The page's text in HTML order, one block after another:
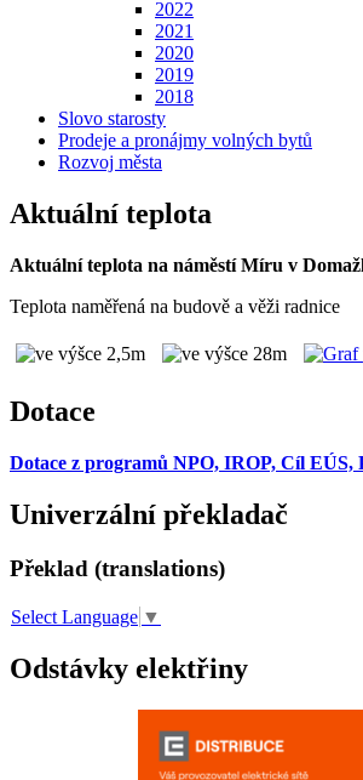
2022
2021
2020
2019
2018
Slovo starosty
Prodeje a pronájmy volných bytů
Rozvoj města
Aktuální teplota
Aktuální teplota na náměstí Míru v
Teplota naměřená na budově a věži radnice
Dotace
Dotace z programů NPO, IROP, Cíl EÚS,
Univerzální překladač
Překlad (translations)
Select Language ▼
Odstávky elektřiny